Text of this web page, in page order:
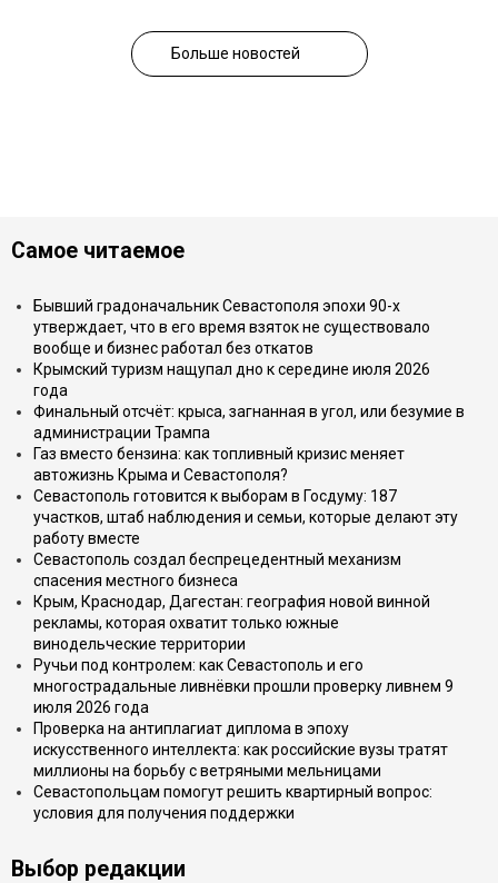
Больше новостей
Самое читаемое
Бывший градоначальник Севастополя эпохи 90-х
утверждает, что в его время взяток не существовало
вообще и бизнес работал без откатов
Крымский туризм нащупал дно к середине июля 2026
года
Финальный отсчёт: крыса, загнанная в угол, или безумие в
администрации Трампа
Газ вместо бензина: как топливный кризис меняет
автожизнь Крыма и Севастополя?
Севастополь готовится к выборам в Госдуму: 187
участков, штаб наблюдения и семьи, которые делают эту
работу вместе
Севастополь создал беспрецедентный механизм
спасения местного бизнеса
Крым, Краснодар, Дагестан: география новой винной
рекламы, которая охватит только южные
винодельческие территории
Ручьи под контролем: как Севастополь и его
многострадальные ливнёвки прошли проверку ливнем 9
июля 2026 года
Проверка на антиплагиат диплома в эпоху
искусственного интеллекта: как российские вузы тратят
миллионы на борьбу с ветряными мельницами
Севастопольцам помогут решить квартирный вопрос:
условия для получения поддержки
Выбор редакции